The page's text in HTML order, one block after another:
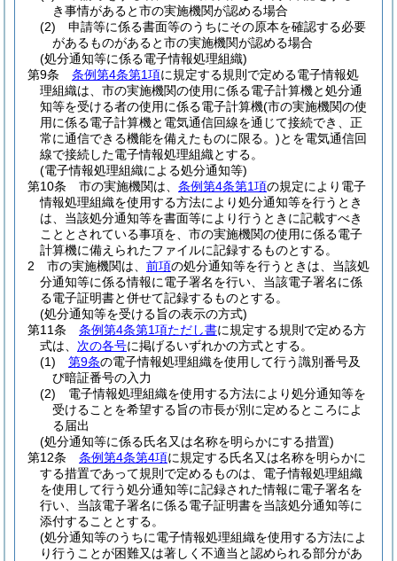
き事情があると市の実施機関が認める場合
(2)
申請等に係る書面等のうちにその原本を確認する必要
があるものがあると市の実施機関が認める場合
(処分通知等に係る電子情報処理組織)
第9条
条例第4条第1項に規定する規則で定める電子情報処
理組織は、市の実施機関の使用に係る電子計算機と処分通
知等を受ける者の使用に係る電子計算機(市の実施機関の使
用に係る電子計算機と電気通信回線を通じて接続でき、正
常に通信できる機能を備えたものに限る。)とを電気通信回
線で接続した電子情報処理組織とする。
(電子情報処理組織による処分通知等)
第10条
市の実施機関は、 条例第4条第1項の規定により電子
情報処理組織を使用する方法により処分通知等を行うとき
は、当該処分通知等を書面等により行うときに記載すべき
こととされている事項を、市の実施機関の使用に係る電子
計算機に備えられたファイルに記録するものとする。
2
市の実施機関は、 前項の処分通知等を行うときは、当該処
分通知等に係る情報に電子署名を行い、当該電子署名に係
る電子証明書と併せて記録するものとする。
(処分通知等を受ける旨の表示の方式)
第11条
条例第4条第1項ただし書に規定する規則で定める方
式は、 次の各号に掲げるいずれかの方式とする。
(1)
第9条の電子情報処理組織を使用して行う識別番号及
び暗証番号の入力
(2)
電子情報処理組織を使用する方法により処分通知等を
受けることを希望する旨の市長が別に定めるところによ
る届出
(処分通知等に係る氏名又は名称を明らかにする措置)
第12条
条例第4条第4項に規定する氏名又は名称を明らかに
する措置であって規則で定めるものは、電子情報処理組織
を使用して行う処分通知等に記録された情報に電子署名を
行い、当該電子署名に係る電子証明書を当該処分通知等に
添付することとする。
(処分通知等のうちに電子情報処理組織を使用する方法によ
り行うことが困難又は著しく不適当と認められる部分があ